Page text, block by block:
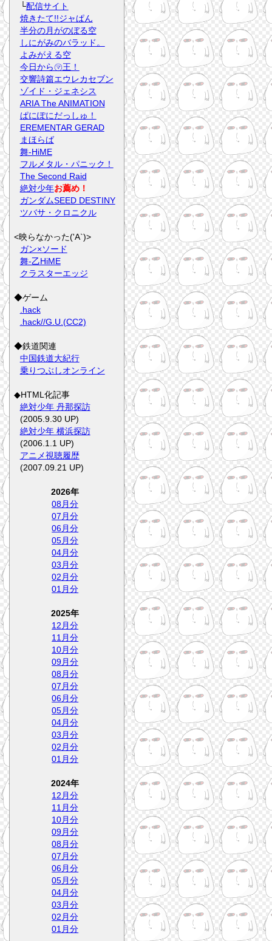
└配信サイト
焼きたて!!ジャぱん
半分の月がのぼる空
しにがみのバラッド。
よみがえる空
今日から㋮王！
交響詩篇エウレカセブン
ゾイド・ジェネシス
ARIA The ANIMATION
ぱにぽにだっしゅ！
EREMENTAR GERAD
まほらば
舞-HiME
フルメタル・パニック！
The Second Raid
絶対少年お薦め！
ガンダムSEED DESTINY
ツバサ・クロニクル
<映らなかった('A`)>
ガン×ソード
舞-乙HiME
クラスターエッジ
◆ゲーム
.hack
.hack//G.U.(CC2)
◆鉄道関連
中国鉄道大紀行
乗りつぶしオンライン
◆HTML化記事
絶対少年 丹那探訪
(2005.9.30 UP)
絶対少年 横浜探訪
(2006.1.1 UP)
アニメ視聴履歴
(2007.09.21 UP)
2026年
08月分
07月分
06月分
05月分
04月分
03月分
02月分
01月分
2025年
12月分
11月分
10月分
09月分
08月分
07月分
06月分
05月分
04月分
03月分
02月分
01月分
2024年
12月分
11月分
10月分
09月分
08月分
07月分
06月分
05月分
04月分
03月分
02月分
01月分